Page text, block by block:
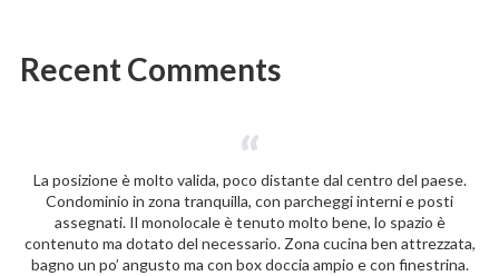
Recent Comments
La posizione è molto valida, poco distante dal centro del paese.
Condominio in zona tranquilla, con parcheggi interni e posti
assegnati. Il monolocale è tenuto molto bene, lo spazio è
contenuto ma dotato del necessario. Zona cucina ben attrezzata,
bagno un po’ angusto ma con box doccia ampio e con finestrina.